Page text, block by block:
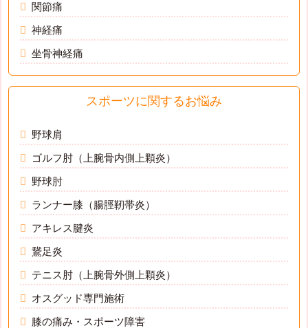
関節痛
神経痛
坐骨神経痛
スポーツに関するお悩み
野球肩
ゴルフ肘（上腕骨内側上顆炎）
野球肘
ランナー膝（腸脛靭帯炎）
アキレス腱炎
鵞足炎
テニス肘（上腕骨外側上顆炎）
オスグッド専門施術
膝の痛み・スポーツ障害